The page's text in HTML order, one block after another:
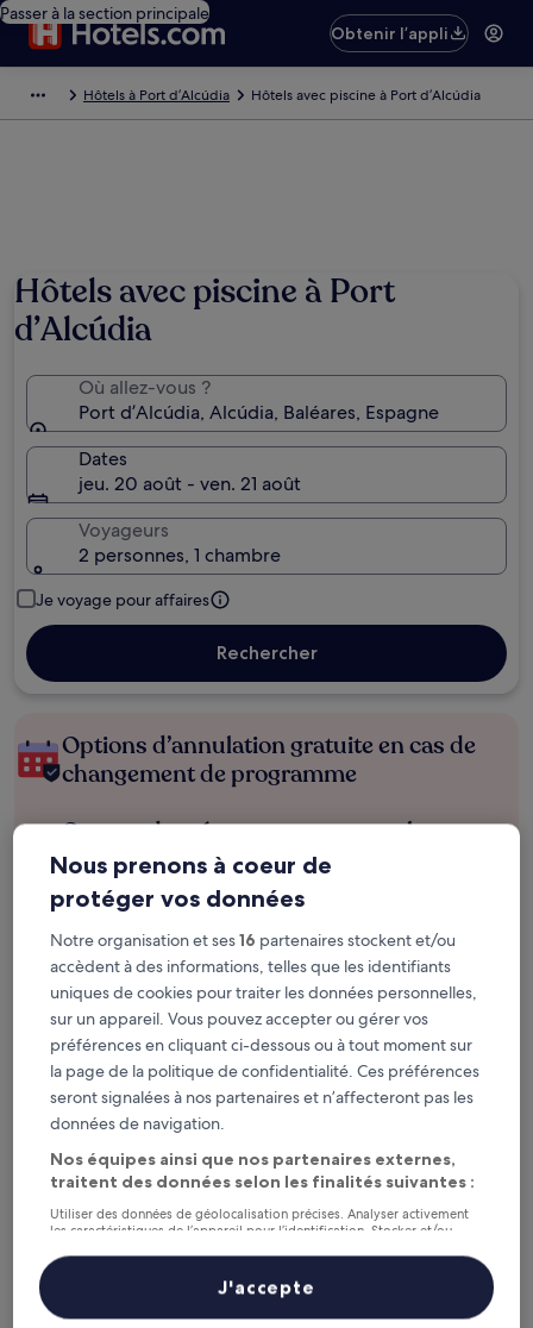
Passer à la section principale
Obtenir l’appli
Hôtels à Port d’Alcúdia Hôtels avec piscine à Port d’Alcúdia
Hôtels avec piscine à Port
d’Alcúdia
Où allez-vous ?
Port d’Alcúdia, Alcúdia, Baléares, Espagne
Dates
jeu. 20 août - ven. 21 août
Voyageurs
2 personnes, 1 chambre
Je voyage pour affaires
Rechercher
Options d’annulation gratuite en cas de
changement de programme
Gagnez des récompenses pour chaque
nuit séjournée
Économisez plus grâce aux Prix membres
Consultez les prix pour ces dates
Ce soir
6 août - 7 août
Demain
7 août - 8 août
Ce week-end
7 août - 9 août
14 août - 16 août
Hôtels avec piscine à Port
d’Alcúdia
Bordoy Alcudia Port Suites - Adult Only Grupotel
Nous prenons à coeur de
protéger vos données
Notre organisation et ses16 partenaires stockent et/ou
accèdent à des informations, telles que les identifiants
uniques de cookies pour traiter les données personnelles,
sur un appareil. Vous pouvez accepter ou gérer vos
préférences en cliquant ci-dessous ou à tout moment sur
la page de la politique de confidentialité. Ces préférences
seront signalées à nos partenaires et n’affecteront pas les
données de navigation.
Nos équipes ainsi que nos partenaires externes,
traitent des données selon les finalités suivantes :
Utiliser des données de géolocalisation précises. Analyser activement
les caractéristiques de l’appareil pour l’identification. Stocker et/ou
personnalisés, mesure de performance des publicités et du contenu,
études d’audience et développement de services.
Liste de nos partenaires (fournisseurs)
J'accepte